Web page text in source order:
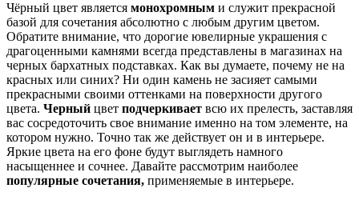
Чёрный цвет является монохромным и служит прекрасной
базой для сочетания абсолютно с любым другим цветом.
Обратите внимание, что дорогие ювелирные украшения с
драгоценными камнями всегда представлены в магазинах на
черных бархатных подставках. Как вы думаете, почему не на
красных или синих? Ни один камень не засияет самыми
прекрасными своими оттенками на поверхности другого
цвета. Черный цвет подчеркивает всю их прелесть, заставляя
вас сосредоточить свое внимание именно на том элементе, на
котором нужно. Точно так же действует он и в интерьере.
Яркие цвета на его фоне будут выглядеть намного
насыщеннее и сочнее. Давайте рассмотрим наиболее
популярные сочетания, применяемые в интерьере.